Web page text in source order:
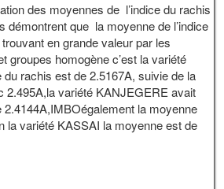
des moyennes de l’indice du rachis
démontrent que la moyenne de l’indice
en grande valeur par les
groupes homogène c’est la variété
du rachis est de 2.5167A, suivie de la
2.495A,la variété KANJEGERE avait
la moyenne
la variété KASSAI la moyenne est de